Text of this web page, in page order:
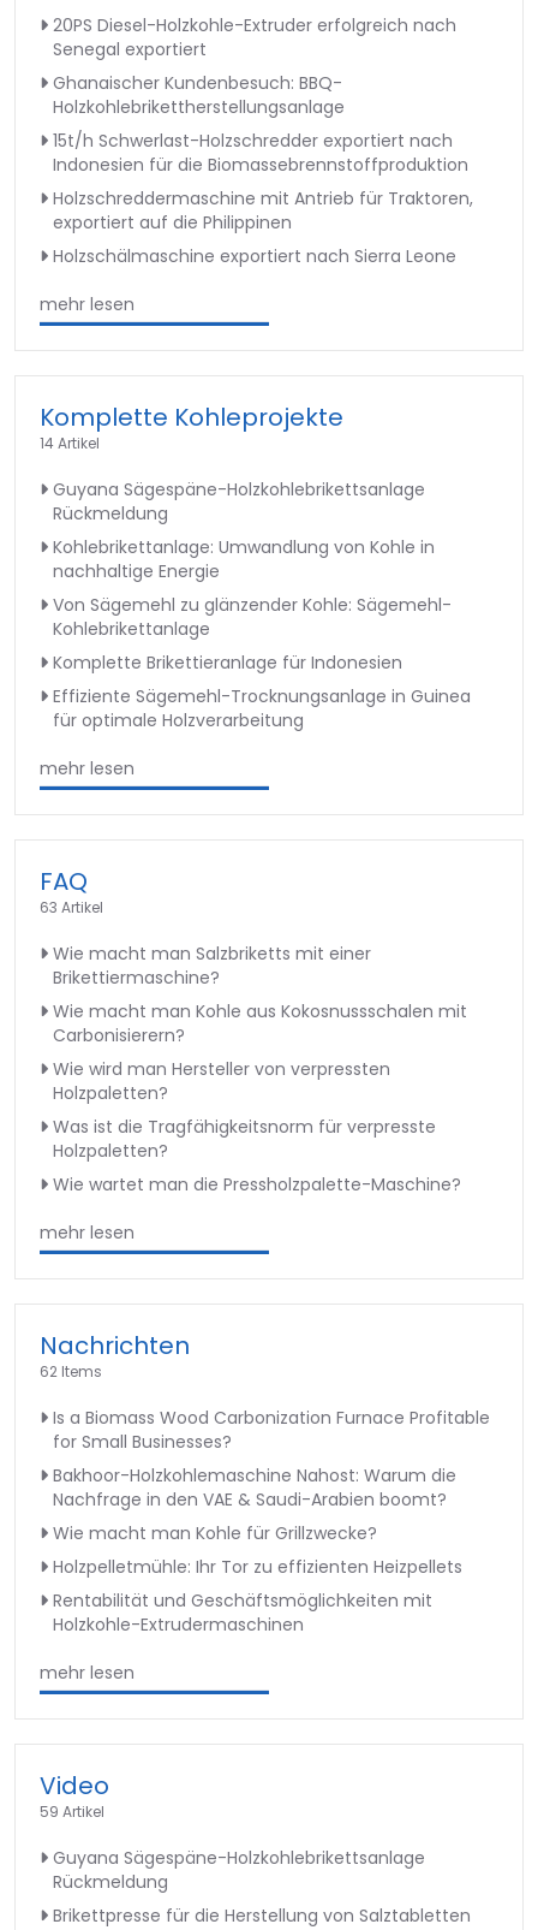
20PS Diesel-Holzkohle-Extruder erfolgreich nach
Senegal exportiert
Ghanaischer Kundenbesuch: BBQ-
Holzkohlebrikettherstellungsanlage
15t/h Schwerlast-Holzschredder exportiert nach
Indonesien für die Biomassebrennstoffproduktion
Holzschreddermaschine mit Antrieb für Traktoren,
exportiert auf die Philippinen
Holzschälmaschine exportiert nach Sierra Leone
mehr lesen
Komplette Kohleprojekte
14 Artikel
Guyana Sägespäne-Holzkohlebrikettsanlage
Rückmeldung
Kohlebrikettanlage: Umwandlung von Kohle in
nachhaltige Energie
Von Sägemehl zu glänzender Kohle: Sägemehl-
Kohlebrikettanlage
Komplette Brikettieranlage für Indonesien
Effiziente Sägemehl-Trocknungsanlage in Guinea
für optimale Holzverarbeitung
mehr lesen
FAQ
63 Artikel
Wie macht man Salzbriketts mit einer
Brikettiermaschine?
Wie macht man Kohle aus Kokosnussschalen mit
Carbonisierern?
Wie wird man Hersteller von verpressten
Holzpaletten?
Was ist die Tragfähigkeitsnorm für verpresste
Holzpaletten?
Wie wartet man die Pressholzpalette-Maschine?
mehr lesen
Nachrichten
62 Items
Is a Biomass Wood Carbonization Furnace Profitable
for Small Businesses?
Bakhoor-Holzkohlemaschine Nahost: Warum die
Nachfrage in den VAE & Saudi-Arabien boomt?
Wie macht man Kohle für Grillzwecke?
Holzpelletmühle: Ihr Tor zu effizienten Heizpellets
Rentabilität und Geschäftsmöglichkeiten mit
Holzkohle-Extrudermaschinen
mehr lesen
Video
59 Artikel
Guyana Sägespäne-Holzkohlebrikettsanlage
Rückmeldung
Brikettpresse für die Herstellung von Salztabletten